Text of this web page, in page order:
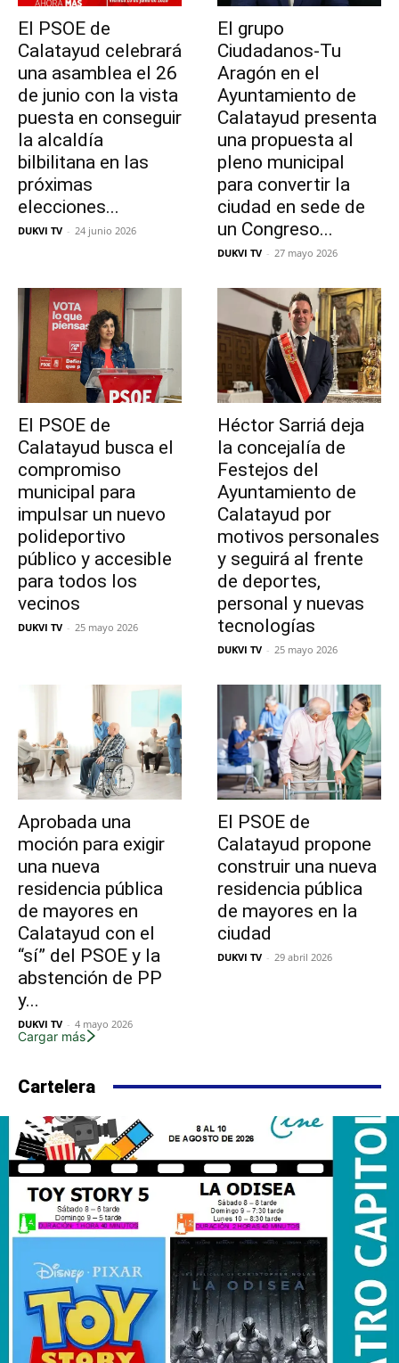
El PSOE de
Calatayud celebrará
una asamblea el 26
de junio con la vista
puesta en conseguir
la alcaldía
bilbilitana en las
próximas
elecciones...
DUKVI TV - 24 junio 2026
El grupo
Ciudadanos-Tu
Aragón en el
Ayuntamiento de
Calatayud presenta
una propuesta al
pleno municipal
para convertir la
ciudad en sede de
un Congreso...
DUKVI TV - 27 mayo 2026
El PSOE de
Calatayud busca el
compromiso
municipal para
impulsar un nuevo
polideportivo
público y accesible
para todos los
vecinos
DUKVI TV - 25 mayo 2026
Héctor Sarriá deja
la concejalía de
Festejos del
Ayuntamiento de
Calatayud por
motivos personales
y seguirá al frente
de deportes,
personal y nuevas
tecnologías
DUKVI TV - 25 mayo 2026
Aprobada una
moción para exigir
una nueva
residencia pública
de mayores en
Calatayud con el
“sí” del PSOE y la
abstención de PP
y...
DUKVI TV - 4 mayo 2026
El PSOE de
Calatayud propone
construir una nueva
residencia pública
de mayores en la
ciudad
DUKVI TV - 29 abril 2026
Cargar más
Cartelera